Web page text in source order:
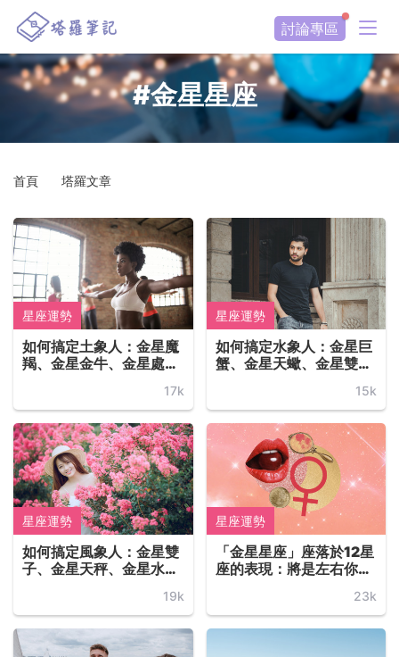
討論專區
#金星星座
首頁 塔羅文章
星座運勢
如何搞定土象人：金星魔
羯、金星金牛、金星處
星土象人談戀愛的攻略解
析
17k
星座運勢
如何搞定水象人：金星巨
蟹、金星天蠍、金星雙
星水象人談戀愛的攻略解
析
15k
星座運勢
如何搞定風象人：金星雙
子、金星天秤、金星水
星風象人談戀愛的攻略解
析
19k
星座運勢
「金星星座」座落於12星
座的表現：將是左右你感
23k